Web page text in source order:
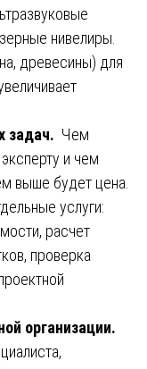
нивелиры.
древесины) для
задач. Чем
и чем
выше будет цена.
услуги:
расчет
проверка
организации.